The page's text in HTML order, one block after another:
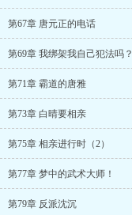
第67章 唐元正的电话
第69章 我绑架我自己犯法吗？
第71章 霸道的唐雅
第73章 白晴要相亲
第75章 相亲进行时（2）
第77章 梦中的武术大师！
第79章 反派沈沉